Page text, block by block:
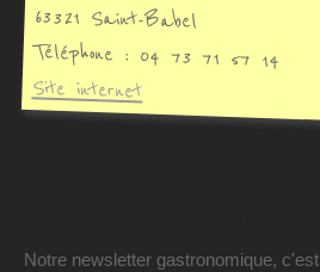
63321 Saint-Babel
Téléphone : 04 73 71 57 14
Site internet
Notre newsletter gastronomique, c'est